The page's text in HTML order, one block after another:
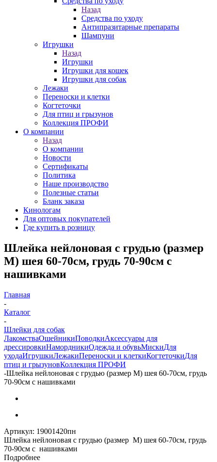
Назад
Средства по уходу
Антипразитарные препараты
Шампуни
Игрушки
Назад
Игрушки
Игрушки для кошек
Игрушки для собак
Лежаки
Переноски и клетки
Когтеточки
Для птиц и грызунов
Коллекция ПРОФИ
О компании
Назад
О компании
Новости
Сертификаты
Политика
Наше производство
Полезные статьи
Бланк заказа
Кинологам
Для оптовых покупателей
Где купить в розницу
Шлейка нейлоновая с грудью (размер
M) шея 60-70см, грудь 70-90см с
нашивками
Главная
-
Каталог
-
Шлейки для собак
ЛакомстваОшейникиПоводкиАксессуары для
дрессировкиНамордникиОдежда и обувьМискиДля
уходаИгрушкиЛежакиПереноски и клеткиКогтеточкиДля
птиц и грызуновКоллекция ПРОФИ
-Шлейка нейлоновая с грудью (размер M) шея 60-70см, грудь
70-90см с нашивками
Артикул: 19001420пн
Шлейка нейлоновая с грудью (размер M) шея 60-70см, грудь
70-90см с нашивками
Подробнее